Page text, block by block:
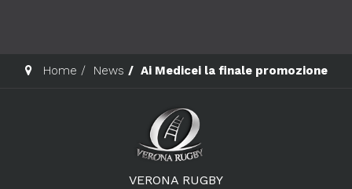
Home News Ai Medicei la finale promozione
VERONA RUGBY